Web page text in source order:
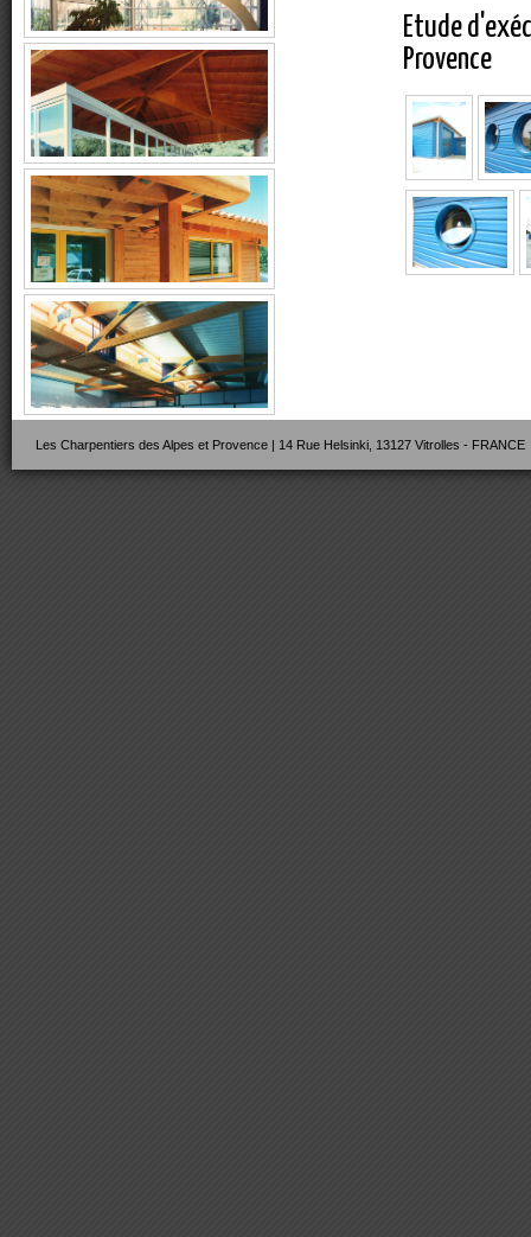
Etude
Provence
Les Charpentiers des Alpes et Provence | 14 Rue Helsinki, 13127 Vitrolles - FRANCE